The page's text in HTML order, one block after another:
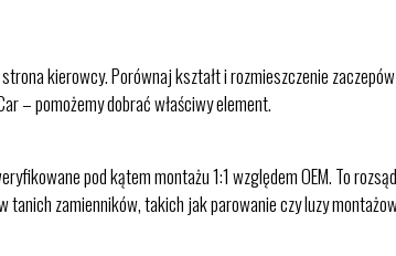
kierowcy. Porównaj kształt i rozmieszczenie
– pomożemy dobrać właściwy element.
pod kątem montażu 1:1 względem OEM. To
zamienników, takich jak parowanie czy luzy